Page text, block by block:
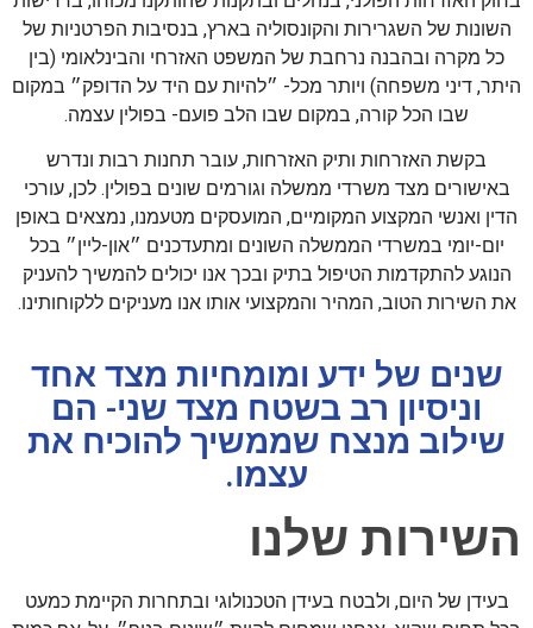
השונות של השגרירות והקונסוליה בארץ, בנסיבות הפרטניות של
כל מקרה ובהבנה נרחבת של המשפט האזרחי והבינלאומי (בין
היתר, דיני משפחה) ויותר מכל- ״להיות עם היד על הדופק״ במקום
שבו הכל קורה, במקום שבו הלב פועם- בפולין עצמה.
בקשת האזרחות ותיק האזרחות, עובר תחנות רבות ונדרש
באישורים מצד משרדי ממשלה וגורמים שונים בפולין. לכן, עורכי
הדין ואנשי המקצוע המקומיים, המועסקים מטעמנו, נמצאים באופן
יום-יומי במשרדי הממשלה השונים ומתעדכנים ״און-ליין״ בכל
הנוגע להתקדמות הטיפול בתיק ובכך אנו יכולים להמשיך להעניק
את השירות הטוב, המהיר והמקצועי אותו אנו מעניקים ללקוחותינו.
שנים של ידע ומומחיות מצד אחד
וניסיון רב בשטח מצד שני- הם
שילוב מנצח שממשיך להוכיח את
עצמו.
השירות שלנו
בעידן של היום, ולבטח בעידן הטכנולוגי ובתחרות הקיימת כמעט